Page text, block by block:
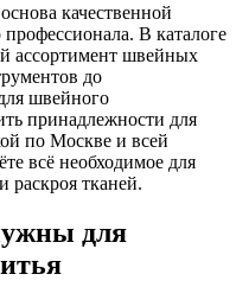
качественной
В каталоге
ассортимент швейных
до
швейного
принадлежности для
по Москве и всей
всё необходимое для
тканей.
для